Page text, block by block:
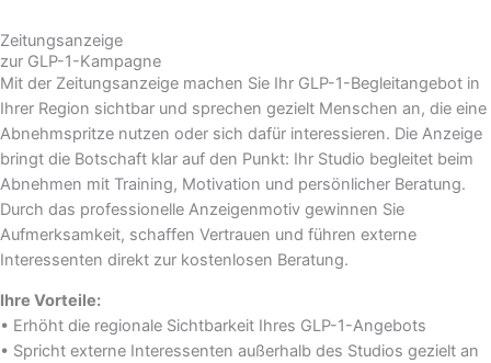
Zeitungsanzeige
zur GLP-1-Kampagne
Mit der Zeitungsanzeige machen Sie Ihr GLP-1-Begleitangebot in
Ihrer Region sichtbar und sprechen gezielt Menschen an, die eine
Abnehmspritze nutzen oder sich dafür interessieren. Die Anzeige
bringt die Botschaft klar auf den Punkt: Ihr Studio begleitet beim
Abnehmen mit Training, Motivation und persönlicher Beratung.
Durch das professionelle Anzeigenmotiv gewinnen Sie
Aufmerksamkeit, schaffen Vertrauen und führen externe
Interessenten direkt zur kostenlosen Beratung.
Ihre Vorteile:
• Erhöht die regionale Sichtbarkeit Ihres GLP-1-Angebots
• Spricht externe Interessenten außerhalb des Studios gezielt an